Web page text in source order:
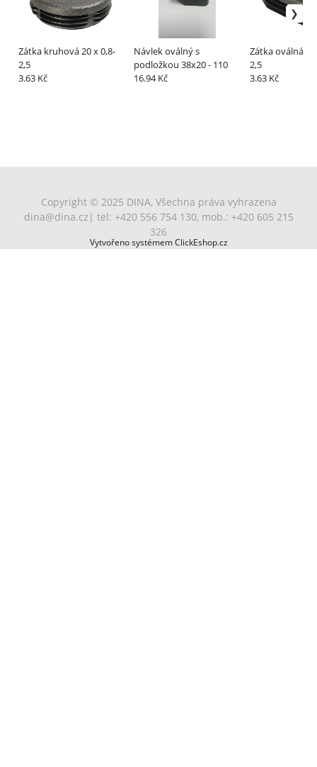
Zátka kruhová 20 x 0,8-
2,5
3.63 Kč
Návlek oválný s
podložkou 38x20 - 110
16.94 Kč
Zátka oválná
2,5
3.63 Kč
Copyright © 2025 DINA, Všechna práva vyhrazena
dina@dina.cz | tel: +420 556 754 130, mob.: +420 605 215
326
Vytvořeno systémem ClickEshop.cz